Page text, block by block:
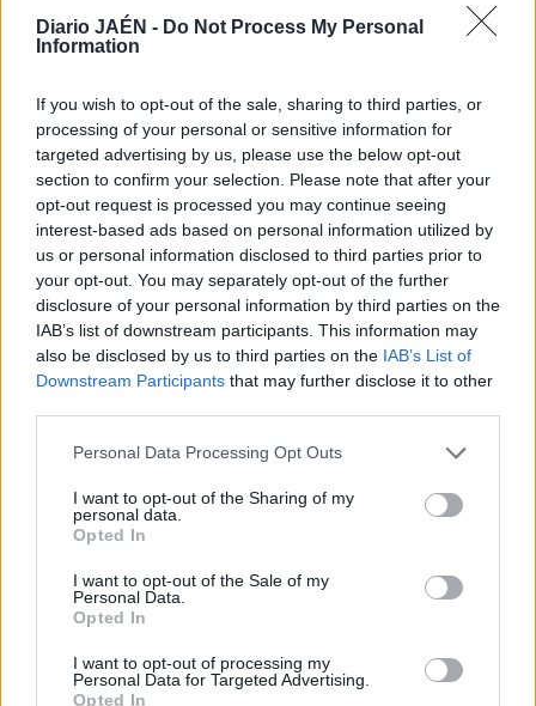
Diario JAÉN - Do Not Process My Personal
Information
If you wish to opt-out of the sale, sharing to third parties, or
processing of your personal or sensitive information for
targeted advertising by us, please use the below opt-out
section to confirm your selection. Please note that after your
opt-out request is processed you may continue seeing
interest-based ads based on personal information utilized by
us or personal information disclosed to third parties prior to
your opt-out. You may separately opt-out of the further
disclosure of your personal information by third parties on the
IAB’s list of downstream participants. This information may
also be disclosed by us to third parties on the IAB’s List of
Downstream Participants that may further disclose it to other
Personal Data Processing Opt Outs
I want to opt-out of the Sharing of my
personal data.
Opted In
I want to opt-out of the Sale of my
Personal Data.
Opted In
I want to opt-out of processing my
Personal Data for Targeted Advertising.
Opted In
Por otro lado, preguntado por la posibilidad de que el
presidente gallego, Alberto Núñez Feijóo, concurra como
diputado en el Congreso, Rajoy aseguró que “lo último”
que le ha dicho “Alberto” es que “quiere continuar en
Galicia”. Así se lo manifestó cuando hablaron después de
las elecciones municipales y también el pasado domingo
durante la apertura del curso político en Sotomator
(Pontevedra).